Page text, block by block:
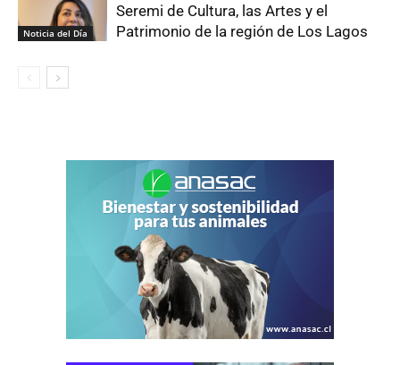
Noticia del Día
Seremi de Cultura, las Artes y el
Patrimonio de la región de Los Lagos